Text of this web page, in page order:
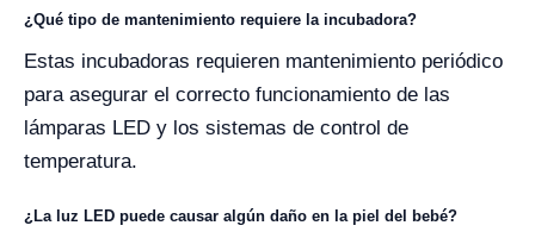
¿Qué tipo de mantenimiento requiere la incubadora?
Estas incubadoras requieren mantenimiento periódico
para asegurar el correcto funcionamiento de las
lámparas LED y los sistemas de control de
temperatura.
¿La luz LED puede causar algún daño en la piel del bebé?